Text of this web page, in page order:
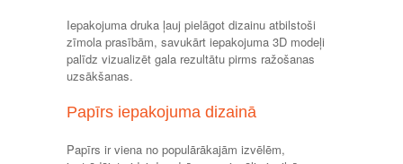
Iepakojuma druka ļauj pielāgot dizainu atbilstoši
zīmola prasībām, savukārt iepakojuma 3D modeļi
palīdz vizualizēt gala rezultātu pirms ražošanas
uzsākšanas.
Papīrs iepakojuma dizainā
Papīrs ir viena no populārākajām izvēlēm,